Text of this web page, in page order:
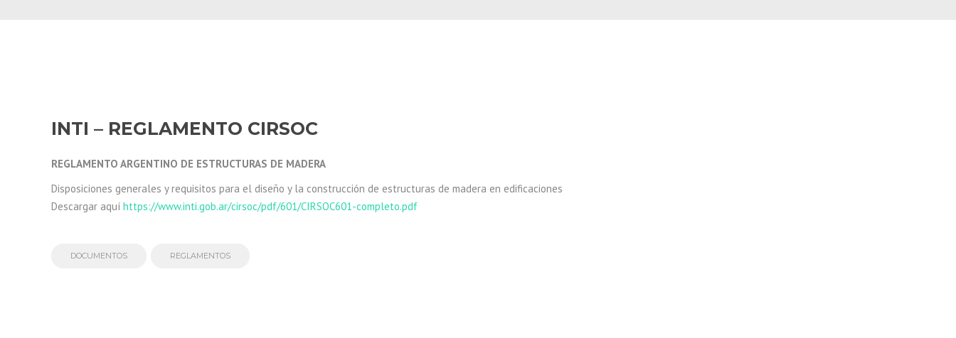
INTI – REGLAMENTO CIRSOC
REGLAMENTO ARGENTINO DE ESTRUCTURAS DE MADERA
Disposiciones generales y requisitos para el diseño y la construcción de estructuras de madera en edificaciones
Descargar aquí https://www.inti.gob.ar/cirsoc/pdf/601/CIRSOC601-completo.pdf
DOCUMENTOS REGLAMENTOS